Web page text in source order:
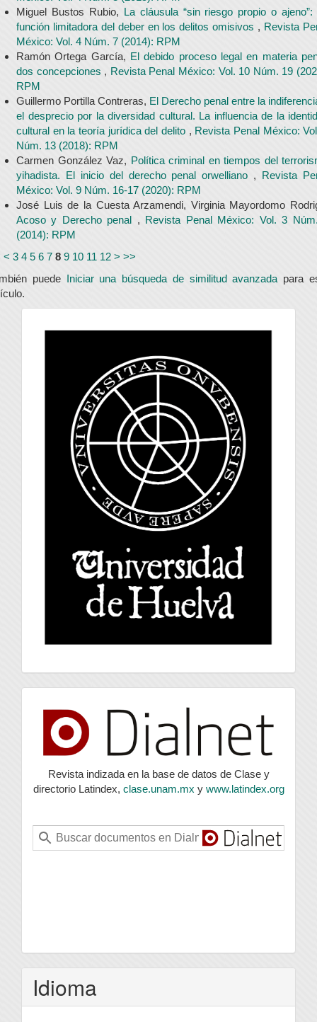
Miguel Bustos Rubio, La cláusula “sin riesgo propio o ajeno”:
función limitadora del deber en los delitos omisivos , Revista
México: Vol. 4 Núm. 7 (2014): RPM
Ramón Ortega García, El debido proceso legal en materia
dos concepciones , Revista Penal México: Vol. 10 Núm. 19
RPM
Guillermo Portilla Contreras, El Derecho penal entre la
el desprecio por la diversidad cultural. La influencia de la
cultural en la teoría jurídica del delito , Revista Penal México:
Núm. 13 (2018): RPM
Carmen González Vaz, Política criminal en tiempos del
yihadista. El inicio del derecho penal orwelliano , Revista
México: Vol. 9 Núm. 16-17 (2020): RPM
José Luis de la Cuesta Arzamendi, Virginia Mayordomo
Acoso y Derecho penal , Revista Penal México: Vol. 3
(2014): RPM
< 3 4 5 6 7 8 9 10 11 12 > >>
puede Iniciar una búsqueda de similitud avanzada para
universidad
index
Revista indizada en la base de datos de Clase y
directorio Latindex, clase.unam.mx y www.latindex.org
Idioma